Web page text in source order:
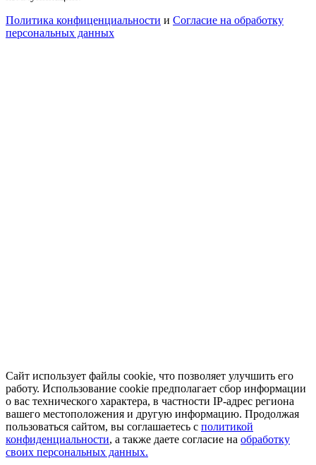
Политика конфиценциальности и Согласие на обработку
персональных данных
Сайт использует файлы cookie, что позволяет улучшить его
работу. Использование cookie предполагает сбор информации
о вас технического характера, в частности IP-адрес региона
вашего местоположения и другую информацию. Продолжая
пользоваться сайтом, вы соглашаетесь с политикой
конфиденциальности, а также даете согласие на обработку
своих персональных данных.